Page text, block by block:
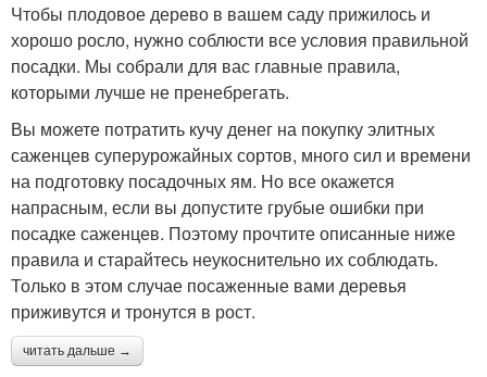
Чтобы плодовое дерево в вашем саду прижилось и
хорошо росло, нужно соблюсти все условия правильной
посадки. Мы собрали для вас главные правила,
которыми лучше не пренебрегать.
Вы можете потратить кучу денег на покупку элитных
саженцев суперурожайных сортов, много сил и времени
на подготовку посадочных ям. Но все окажется
напрасным, если вы допустите грубые ошибки при
посадке саженцев. Поэтому прочтите описанные ниже
правила и старайтесь неукоснительно их соблюдать.
Только в этом случае посаженные вами деревья
приживутся и тронутся в рост.
читать дальше →